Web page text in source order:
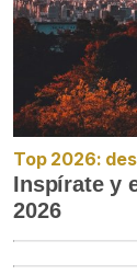
Top 2026:
Inspírate y
2026